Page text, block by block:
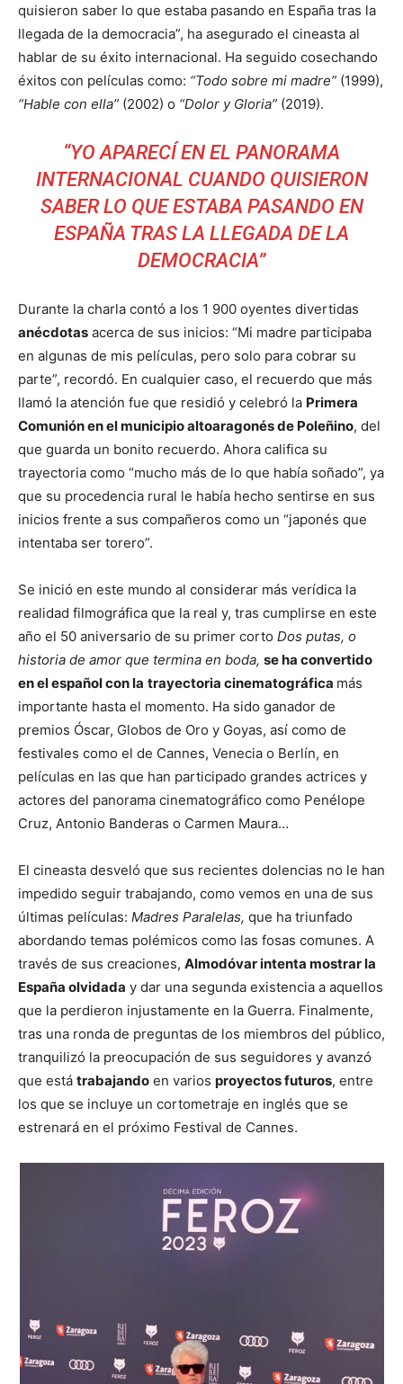
quisieron saber lo que estaba pasando en España tras la
llegada de la democracia”, ha asegurado el cineasta al
hablar de su éxito internacional. Ha seguido cosechando
éxitos con películas como: “Todo sobre mi madre” (1999),
“Hable con ella” (2002) o “Dolor y Gloria” (2019).
“YO APARECÍ EN EL PANORAMA
INTERNACIONAL CUANDO QUISIERON
SABER LO QUE ESTABA PASANDO EN
ESPAÑA TRAS LA LLEGADA DE LA
DEMOCRACIA”
Durante la charla contó a los 1 900 oyentes divertidas
anécdotas acerca de sus inicios: “Mi madre participaba
en algunas de mis películas, pero solo para cobrar su
parte”, recordó. En cualquier caso, el recuerdo que más
llamó la atención fue que residió y celebró la Primera
Comunión en el municipio altoaragonés de Poleñino, del
que guarda un bonito recuerdo. Ahora califica su
trayectoria como “mucho más de lo que había soñado”, ya
que su procedencia rural le había hecho sentirse en sus
inicios frente a sus compañeros como un “japonés que
intentaba ser torero”.
Se inició en este mundo al considerar más verídica la
realidad filmográfica que la real y, tras cumplirse en este
año el 50 aniversario de su primer corto Dos putas, o
historia de amor que termina en boda, se ha convertido
en el español con la trayectoria cinematográfica más
importante hasta el momento. Ha sido ganador de
premios Óscar, Globos de Oro y Goyas, así como de
festivales como el de Cannes, Venecia o Berlín, en
películas en las que han participado grandes actrices y
actores del panorama cinematográfico como Penélope
Cruz, Antonio Banderas o Carmen Maura…
El cineasta desveló que sus recientes dolencias no le han
impedido seguir trabajando, como vemos en una de sus
últimas películas: Madres Paralelas, que ha triunfado
abordando temas polémicos como las fosas comunes. A
través de sus creaciones, Almodóvar intenta mostrar la
España olvidada y dar una segunda existencia a aquellos
que la perdieron injustamente en la Guerra. Finalmente,
tras una ronda de preguntas de los miembros del público,
tranquilizó la preocupación de sus seguidores y avanzó
que está trabajando en varios proyectos futuros, entre
los que se incluye un cortometraje en inglés que se
estrenará en el próximo Festival de Cannes.